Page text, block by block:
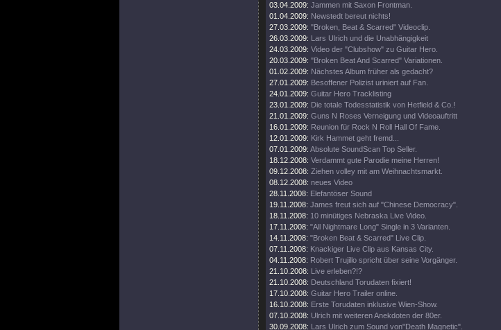
03.04.2009: Jammen mit Saxon Frontman.
01.04.2009: Newstedt bereut nichts!
27.03.2009: "Broken, Beat & Scarred" Videoclip.
26.03.2009: Lars Ulrich und die Unabhängigkeit
24.03.2009: Video der "Clubshow" zu Guitar Hero.
20.03.2009: "Broken Beat And Scarred" Variationen.
01.02.2009: Nächstes Album früher als gedacht?
27.01.2009: Besoffener Polizist uriniert auf Fan.
24.01.2009: Guitar Hero Tracklisting
23.01.2009: Die totale Todesstatistik von Hetfield & Co.!
21.01.2009: Guns N Roses Verneigung und Videoauftritt
16.01.2009: Reunion für Rock N Roll Hall Of Fame.
12.01.2009: Kirk Hammet geht fremd...
07.01.2009: Absolute SoundScan Top Seller.
18.12.2008: Verdammt gute Parodie meine Herren!
09.12.2008: Ziehen volley mit am Weihnachtsmarkt.
08.12.2008: neues Video
28.11.2008: Elefantöser Sound
19.11.2008: James freut sich auf "Chinese Democracy".
18.11.2008: 10 minütiges Nebraska Live Video.
17.11.2008: "All Nightmare Long" Single in 3 Varianten.
14.11.2008: "Broken Beat & Scarred" Live Clip.
07.11.2008: Knackiger Live Clip aus Kansas City.
04.11.2008: Robert Trujillo spricht über seine Vorgänger.
21.10.2008: Live erleben?!?
21.10.2008: Deutschland Torudaten fixiert!
17.10.2008: Guitar Hero Trailer online.
16.10.2008: Erste Torudaten inklusive Wien-Show.
07.10.2008: Ulrich mit weiteren Anekdoten der 80er.
30.09.2008: Lars Ulrich zum Sound von"Death Magnetic".